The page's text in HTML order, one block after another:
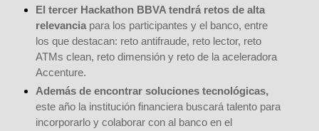
El tercer Hackathon BBVA tendrá retos de alta
relevanciapara los participantes y el banco, entre
los que destacan: reto antifraude, reto lector, reto
ATMs clean, reto dimensión y reto de la aceleradora
Accenture.
Además de encontrar soluciones tecnológicas,
este año la institución financiera buscará talento para
incorporarlo y colaborar con al banco en el